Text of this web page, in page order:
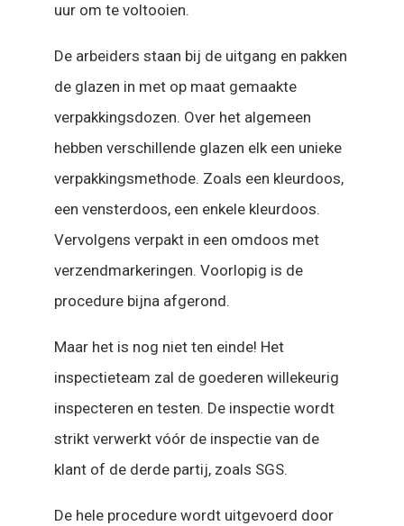
uur om te voltooien.
De arbeiders staan bij de uitgang en pakken
de glazen in met op maat gemaakte
verpakkingsdozen. Over het algemeen
hebben verschillende glazen elk een unieke
verpakkingsmethode. Zoals een kleurdoos,
een vensterdoos, een enkele kleurdoos.
Vervolgens verpakt in een omdoos met
verzendmarkeringen. Voorlopig is de
procedure bijna afgerond.
Maar het is nog niet ten einde! Het
inspectieteam zal de goederen willekeurig
inspecteren en testen. De inspectie wordt
strikt verwerkt vóór de inspectie van de
klant of de derde partij, zoals SGS.
De hele procedure wordt uitgevoerd door